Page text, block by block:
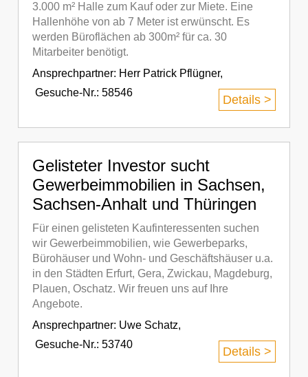
3.000 m² Halle zum Kauf oder zur Miete. Eine
Hallenhöhe von ab 7 Meter ist erwünscht. Es
werden Büroflächen ab 300m² für ca. 30
Mitarbeiter benötigt.
Ansprechpartner: Herr Patrick Pflügner,
Gesuche-Nr.: 58546
Details >
Gelisteter Investor sucht
Gewerbeimmobilien in Sachsen,
Sachsen-Anhalt und Thüringen
Für einen gelisteten Kaufinteressenten suchen
wir Gewerbeimmobilien, wie Gewerbeparks,
Bürohäuser und Wohn- und Geschäftshäuser u.a.
in den Städten Erfurt, Gera, Zwickau, Magdeburg,
Plauen, Oschatz. Wir freuen uns auf Ihre
Angebote.
Ansprechpartner: Uwe Schatz,
Gesuche-Nr.: 53740
Details >